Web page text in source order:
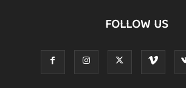
FOLLOW US